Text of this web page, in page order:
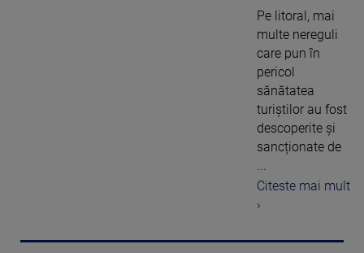
Pe litoral, mai
multe nereguli
care pun în
pericol
sănătatea
turiștilor au fost
descoperite și
sancționate de
...
Citeste mai mult
›